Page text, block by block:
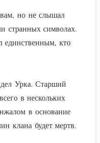
но не слышал
странных символах.
единственным, кто
Урка. Старший
в нескольких
в основание
клана будет мертв.